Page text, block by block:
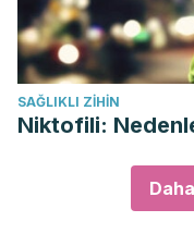
SAĞLIKLI ZIHIN
Niktofili: